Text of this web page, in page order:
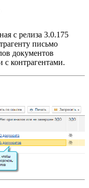
с релиза 3.0.175
письмо
документов
контрагентами.